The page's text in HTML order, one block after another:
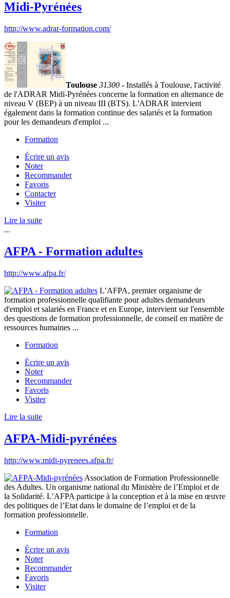
Midi-Pyrénées
http://www.adrar-formation.com/
Toulouse 31300 - Installés à Toulouse, l'activité
de l'ADRAR Midi-Pyrénées concerne la formation en alternance de
niveau V (BEP) à un niveau III (BTS). L'ADRAR intervient
également dans la formation continue des salariés et la formation
pour les demandeurs d'emploi ...
Formation
Écrire un avis
Noter
Recommander
Favoris
Contacter
Visiter
Lire la suite
...
AFPA - Formation adultes
http://www.afpa.fr/
L’AFPA, premier organisme de
formation professionnelle qualifiante pour adultes demandeurs
d'emploi et salariés en France et en Europe, intervient sur l'ensemble
des questions de formation professionnelle, de conseil en matière de
ressources humaines ...
Formation
Écrire un avis
Noter
Recommander
Favoris
Visiter
Lire la suite
AFPA-Midi-pyrénées
http://www.midi-pyrenees.afpa.fr/
Association de Formation Professionnelle
des Adultes. Un organisme national du Ministère de l’Emploi et de
la Solidarité. L’AFPA participe à la conception et à la mise en œuvre
des politiques de l’Etat dans le domaine de l’emploi et de la
formation professionnelle.
Formation
Écrire un avis
Noter
Recommander
Favoris
Visiter